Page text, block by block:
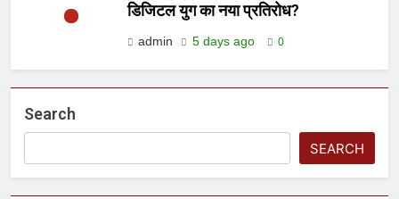
डिजिटल युग का नया प्रतिरोध?
admin 5 days ago 0
Search
SEARCH